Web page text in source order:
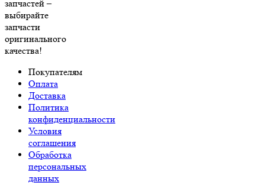
запчастей –
выбирайте
запчасти
оригинального
качества!
Покупателям
Оплата
Доставка
Политика
конфиденциальности
Условия
соглашения
Обработка
персональных
данных